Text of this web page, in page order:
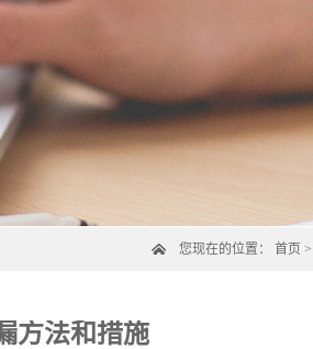
您现在的位置： 首页 >
方法和措施